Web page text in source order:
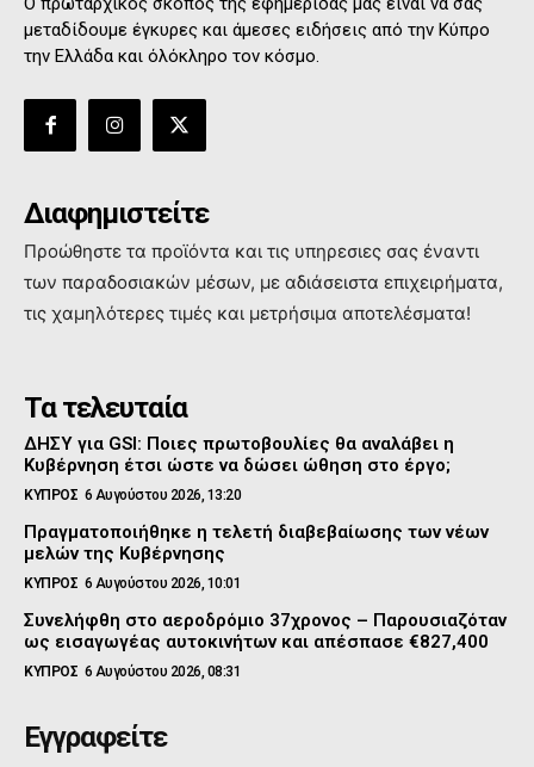
μεταδίδουμε έγκυρες και άμεσες ειδήσεις από την Κύπρο
την Ελλάδα και όλόκληρο τον κόσμο.
Διαφημιστείτε
Προώθηστε τα προϊόντα και τις υπηρεσιες σας έναντι
των παραδοσιακών μέσων, με αδιάσειστα επιχειρήματα,
τις χαμηλότερες τιμές και μετρήσιμα αποτελέσματα!
Τα τελευταία
ΔΗΣΥ για GSI: Ποιες πρωτοβουλίες θα αναλάβει η
Κυβέρνηση έτσι ώστε να δώσει ώθηση στο έργο;
ΚΥΠΡΟΣ 6 Αυγούστου 2026, 13:20
Πραγματοποιήθηκε η τελετή διαβεβαίωσης των νέων
μελών της Κυβέρνησης
ΚΥΠΡΟΣ 6 Αυγούστου 2026, 10:01
Συνελήφθη στο αεροδρόμιο 37χρονος – Παρουσιαζόταν
ως εισαγωγέας αυτοκινήτων και απέσπασε €827,400
ΚΥΠΡΟΣ 6 Αυγούστου 2026, 08:31
Εγγραφείτε